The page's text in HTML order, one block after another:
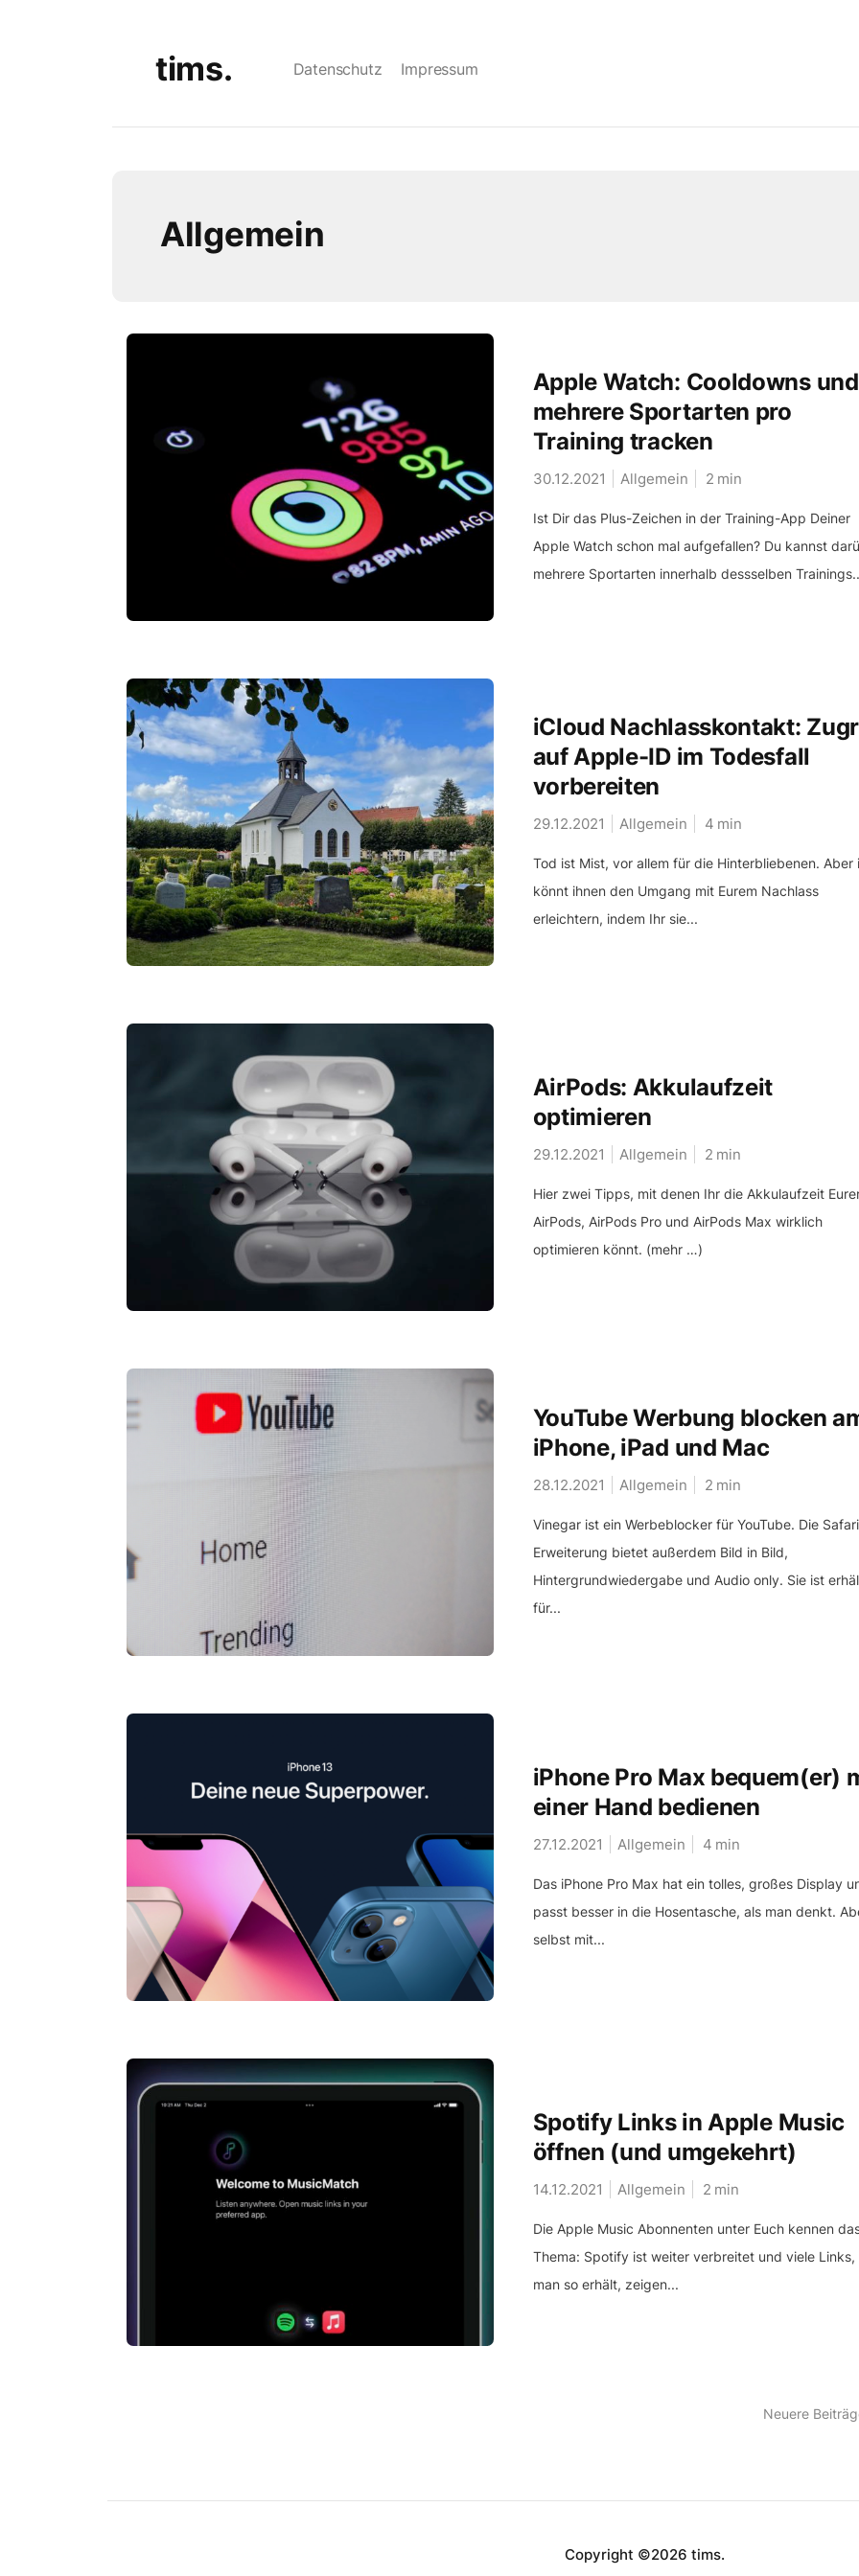
tims. Datenschutz Impressum
Allgemein
Apple Watch: Cooldowns und
mehrere Sportarten pro
Training tracken
30.12.2021 Allgemein 2 min
Ist Dir das Plus-Zeichen in der Training-App Deiner
Apple Watch schon mal aufgefallen? Du kannst
mehrere Sportarten innerhalb dessselben
iCloud Nachlasskontakt:
auf Apple-ID im Todesfall
vorbereiten
29.12.2021 Allgemein 4 min
Tod ist Mist, vor allem für die Hinterbliebenen. Aber
könnt ihnen den Umgang mit Eurem Nachlass
erleichtern, indem Ihr sie...
AirPods: Akkulaufzeit
optimieren
29.12.2021 Allgemein 2 min
Hier zwei Tipps, mit denen Ihr die Akkulaufzeit
AirPods, AirPods Pro und AirPods Max wirklich
optimieren könnt. (mehr …)
YouTube Werbung blocken
iPhone, iPad und Mac
28.12.2021 Allgemein 2 min
Vinegar ist ein Werbeblocker für YouTube. Die
Erweiterung bietet außerdem Bild in Bild,
Hintergrundwiedergabe und Audio only. Sie ist
für...
iPhone Pro Max bequem(er)
einer Hand bedienen
27.12.2021 Allgemein 4 min
Das iPhone Pro Max hat ein tolles, großes Display
passt besser in die Hosentasche, als man denkt.
selbst mit...
Spotify Links in Apple Music
öffnen (und umgekehrt)
14.12.2021 Allgemein 2 min
Die Apple Music Abonnenten unter Euch kennen
Thema: Spotify ist weiter verbreitet und viele Links,
man so erhält, zeigen...
Neuere
Copyright ©2026 tims.